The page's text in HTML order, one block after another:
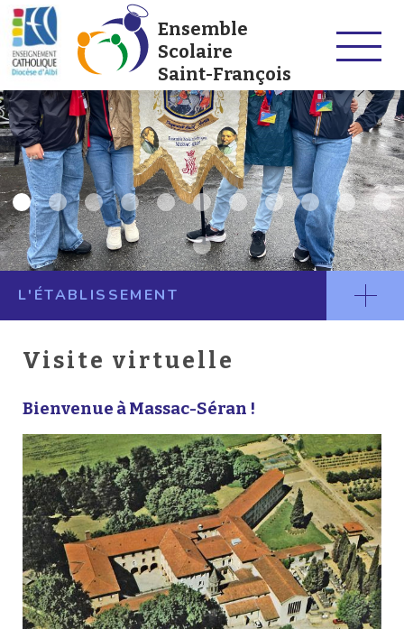
Ensemble
Scolaire
Saint-François
L'ÉTABLISSEMENT
Visite virtuelle
Bienvenue à Massac-Séran !